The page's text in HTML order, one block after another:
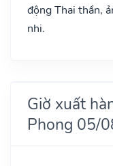
động Thai thần,
nhi.
Giờ xuất
Phong 05/